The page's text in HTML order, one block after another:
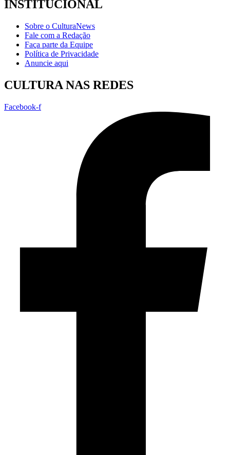
INSTITUCIONAL
Sobre o CulturaNews
Fale com a Redação
Faça parte da Equipe
Política de Privacidade
Anuncie aqui
CULTURA NAS REDES
Facebook-f